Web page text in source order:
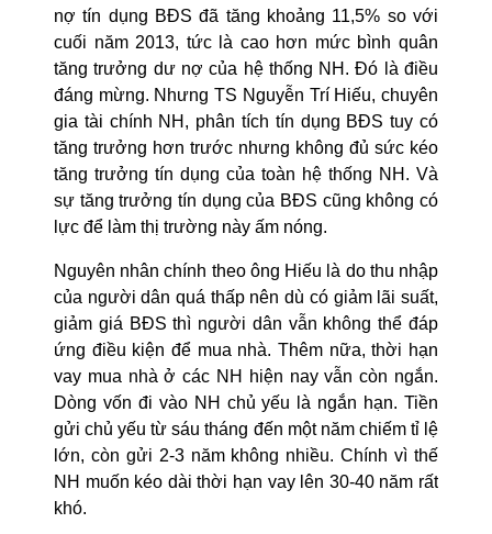
nợ tín dụng BĐS đã tăng khoảng 11,5% so với
cuối năm 2013, tức là cao hơn mức bình quân
tăng trưởng dư nợ của hệ thống NH. Đó là điều
đáng mừng. Nhưng TS Nguyễn Trí Hiếu, chuyên
gia tài chính NH, phân tích tín dụng BĐS tuy có
tăng trưởng hơn trước nhưng không đủ sức kéo
tăng trưởng tín dụng của toàn hệ thống NH. Và
sự tăng trưởng tín dụng của BĐS cũng không có
lực để làm thị trường này ấm nóng.
Nguyên nhân chính theo ông Hiếu là do thu nhập
của người dân quá thấp nên dù có giảm lãi suất,
giảm giá BĐS thì người dân vẫn không thể đáp
ứng điều kiện để mua nhà. Thêm nữa, thời hạn
vay mua nhà ở các NH hiện nay vẫn còn ngắn.
Dòng vốn đi vào NH chủ yếu là ngắn hạn. Tiền
gửi chủ yếu từ sáu tháng đến một năm chiếm tỉ lệ
lớn, còn gửi 2-3 năm không nhiều. Chính vì thế
NH muốn kéo dài thời hạn vay lên 30-40 năm rất
khó.